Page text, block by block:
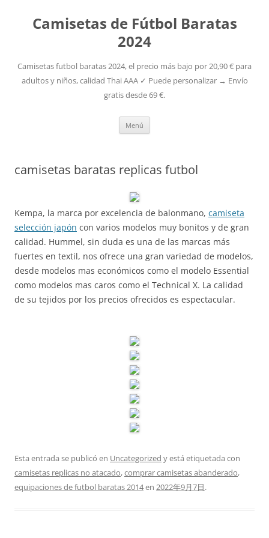
Camisetas de Fútbol Baratas
2024
Camisetas futbol baratas 2024, el precio más bajo por 20,90 € para
adultos y niños, calidad Thai AAA ✓ Puede personalizar → Envío
gratis desde 69 €.
Menú
camisetas baratas replicas futbol
Kempa, la marca por excelencia de balonmano, camiseta
selección japón con varios modelos muy bonitos y de gran
calidad. Hummel, sin duda es una de las marcas más
fuertes en textil, nos ofrece una gran variedad de modelos,
desde modelos mas económicos como el modelo Essential
como modelos mas caros como el Technical X. La calidad
de su tejidos por los precios ofrecidos es espectacular.
Esta entrada se publicó en Uncategorized y está etiquetada con
camisetas replicas no atacado,comprar camisetas abanderado,
equipaciones de futbol baratas 2014en 2022年9月7日.